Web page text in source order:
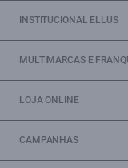
INSTITUCIONAL ELLUS
MULTIMARCAS E
LOJA ONLINE
CAMPANHAS